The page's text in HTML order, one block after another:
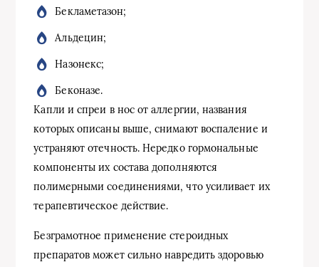
Бекламетазон;
Альдецин;
Назонекс;
Беконазе.
Капли и спреи в нос от аллергии, названия
которых описаны выше, снимают воспаление и
устраняют отечность. Нередко гормональные
компоненты их состава дополняются
полимерными соединениями, что усиливает их
терапевтическое действие.
Безграмотное применение стероидных
препаратов может сильно навредить здоровью